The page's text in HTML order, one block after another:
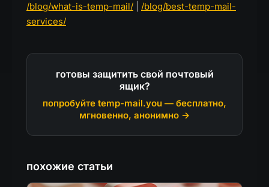
/blog/what-is-temp-mail/
/blog/best-temp-mail-
services/
готовы защитить свой почтовый
ящик?
попробуйте temp-mail.you — бесплатно,
мгновенно, анонимно →
похожие статьи